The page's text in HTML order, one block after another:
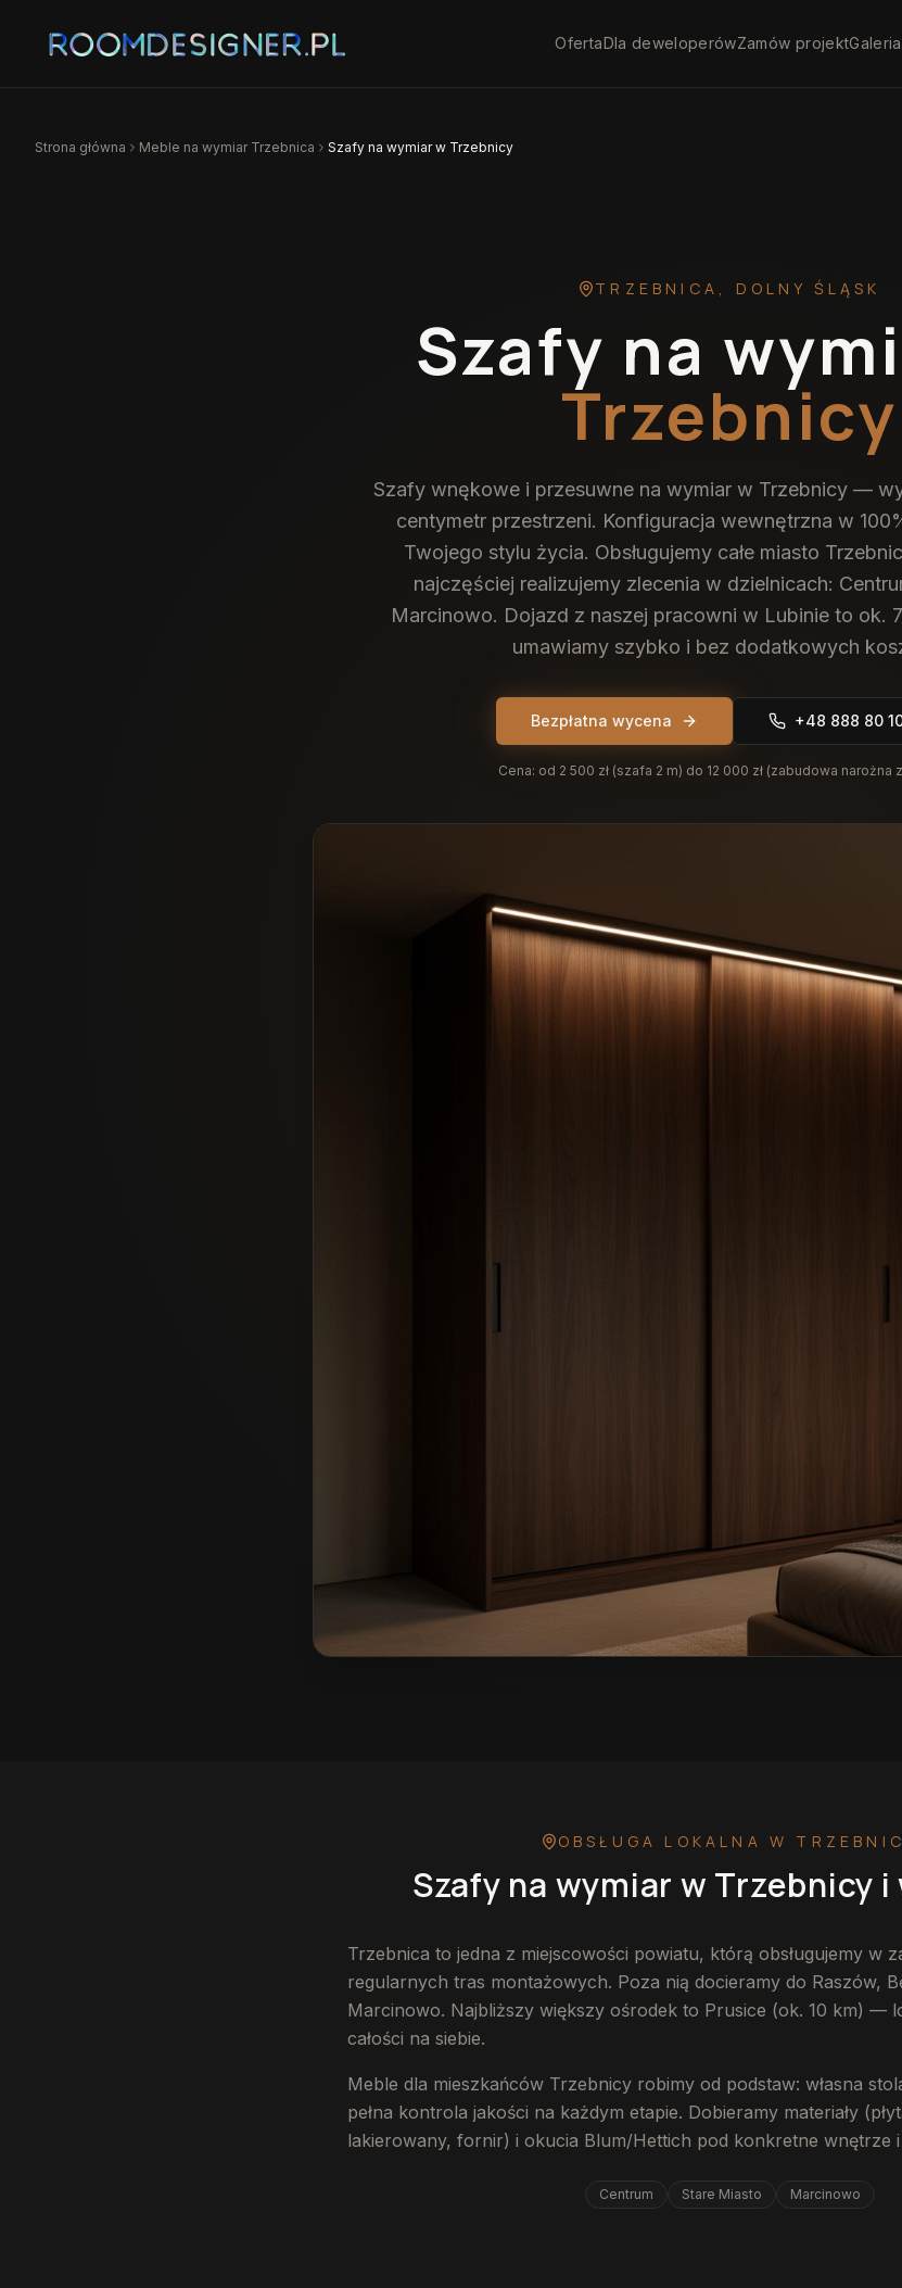
OfertaDla deweloperówZamów projektGaleria
Strona główna Meble na wymiar Trzebnica Szafy na wymiar w Trzebnicy
TRZEBNICA , DOLNY ŚLĄSK
Szafy na
Trzebnicy
Szafy wnękowe i przesuwne na wymiar w Trzebnicy —
centymetr przestrzeni. Konfiguracja wewnętrzna w
Twojego stylu życia. Obsługujemy całe miasto
najczęściej realizujemy zlecenia w dzielnicach:
Marcinowo. Dojazd z naszej pracowni w Lubinie to ok.
umawiamy szybko i bez dodatkowych
Bezpłatna wycena +48 888 80
Cena: od 2 500 zł (szafa 2 m) do 12 000 zł (zabudowa narożna
OBSŁUGA LOKALNA W
Szafy na wymiar w Trzebnicy i
Trzebnica to jedna z miejscowości powiatu, którą obsługujemy w
regularnych tras montażowych. Poza nią docieramy do Raszów,
Marcinowo. Najbliższy większy ośrodek to Prusice (ok. 10 km) —
całości na siebie.
Meble dla mieszkańców Trzebnicy robimy od podstaw: własna
pełna kontrola jakości na każdym etapie. Dobieramy materiały
lakierowany, fornir) i okucia Blum/Hettich pod konkretne wnętrze
Centrum Stare Miasto Marcinowo